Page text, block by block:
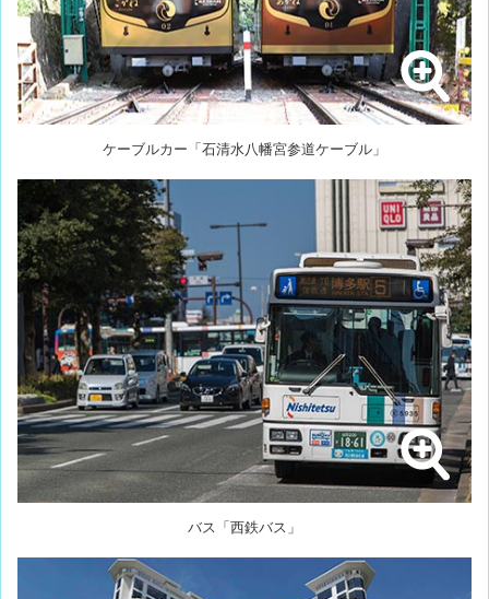
ケーブルカー「石清水八幡宮参道ケーブル」
バス「西鉄バス」